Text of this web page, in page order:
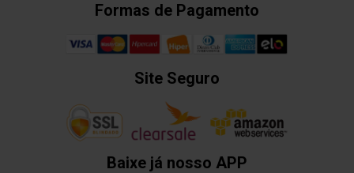
Formas de Pagamento
Site Seguro
Baixe já nosso APP